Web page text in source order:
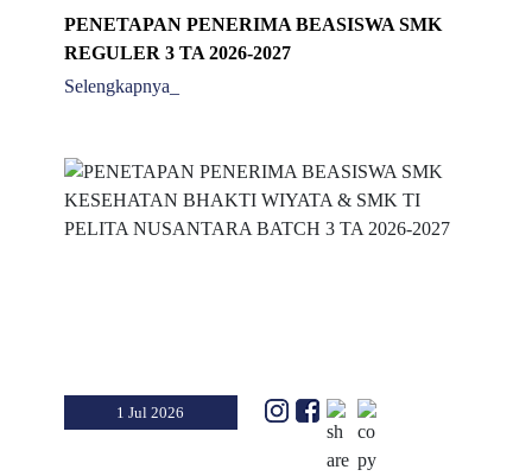
PENETAPAN PENERIMA BEASISWA SMK
REGULER 3 TA 2026-2027
Selengkapnya_
1 Jul 2026